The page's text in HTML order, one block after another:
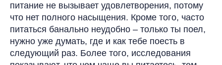
питание не вызывает удовлетворения, потому
что нет полного насыщения. Кроме того, часто
питаться банально неудобно – только ты поел,
нужно уже думать, где и как тебе поесть в
следующий раз. Более того, исследования